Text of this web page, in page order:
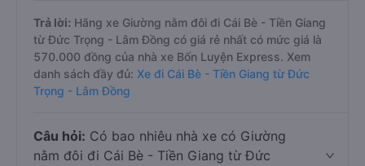
Trả lời: Hãng xe Giường nằm đôi đi Cái Bè - Tiền Giang
từ Đức Trọng - Lâm Đồng có giá rẻ nhất có mức giá là
570.000 đồng của nhà xe Bốn Luyện Express. Xem
danh sách đầy đủ: Xe đi Cái Bè - Tiền Giang từ Đức
Trọng - Lâm Đồng
Câu hỏi: Có bao nhiêu nhà xe có Giường
nằm đôi đi Cái Bè - Tiền Giang từ Đức